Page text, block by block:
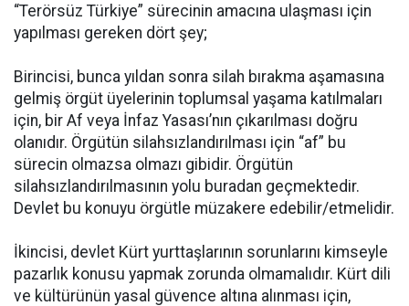
“Terörsüz Türkiye” sürecinin amacına ulaşması için
yapılması gereken dört şey;
Birincisi, bunca yıldan sonra silah bırakma aşamasına
gelmiş örgüt üyelerinin toplumsal yaşama katılmaları
için, bir Af veya İnfaz Yasası’nın çıkarılması doğru
olanıdır. Örgütün silahsızlandırılması için “af” bu
sürecin olmazsa olmazı gibidir. Örgütün
silahsızlandırılmasının yolu buradan geçmektedir.
Devlet bu konuyu örgütle müzakere edebilir/etmelidir.
İkincisi, devlet Kürt yurttaşlarının sorunlarını kimseyle
pazarlık konusu yapmak zorunda olmamalıdır. Kürt dili
ve kültürünün yasal güvence altına alınması için,